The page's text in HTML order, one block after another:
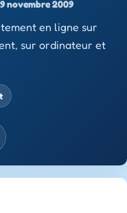
novembre 2009
en ligne sur
sur ordinateur et